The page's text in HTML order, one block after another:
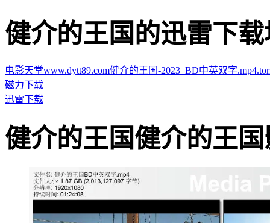
健介的王国的迅雷下载
电影天堂www.dytt89.com健介的王国-2023_BD中英双字
磁力下载
迅雷下载
健介的王国健介的王国